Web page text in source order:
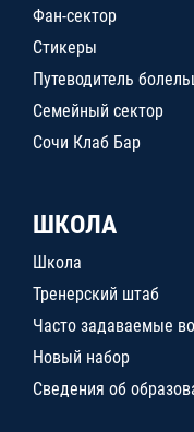
Фан-сектор
Стикеры
Путеводитель
Семейный сектор
Сочи Клаб Бар
ШКОЛА
Школа
Тренерский штаб
Часто задаваемые
Новый набор
Сведения об